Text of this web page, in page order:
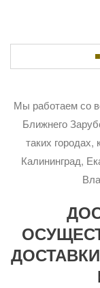
Мы работаем со
Ближнего
таких
Калининград,